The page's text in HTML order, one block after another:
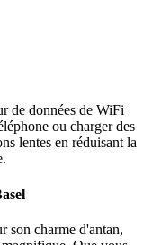
de données de WiFi
ou charger des
lentes en réduisant la
son charme d'antan,